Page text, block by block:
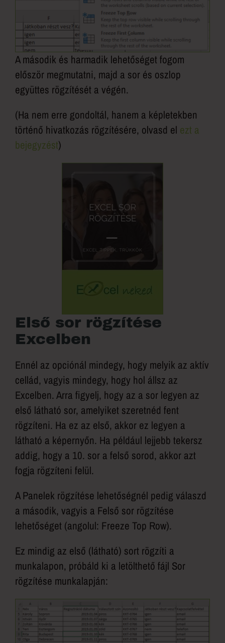
A második és harmadik lehetőséget fogom
először megmutatni, majd a sor és oszlop
együttes rögzítését a végén.
(Ha nem erre gondoltál, hanem a képletekben
történő hivatkozás rögzítésére, olvasd el ezt a
bejegyzést)
Első sor rögzítése
Excelben
Ennél az opciónál mindegy, hogy melyik az aktív
cellád, vagyis mindegy, hogy hol állsz az
Excelben. Arra figyelj, hogy az a sor legyen az
első látható sor, amelyiket szeretnéd fent
rögzíteni. Ha ez az első, akkor ez legyen a
látható a képernyőn. Ha például lejjebb tekersz
addig, hogy a 10. sor a felső sorod, akkor azt
fogja rögzíteni felül.
A Panelek rögzítése lehetőségnél pedig válaszd
a második, vagyis a Felső sor rögzítése
lehetőséget (angolul: Freeze Top Row).
Ez mindig az első (látható) sort rögzíti a
munkalapon, próbáld ki a letölthető fájl Sor
rögzítése munkalapján: